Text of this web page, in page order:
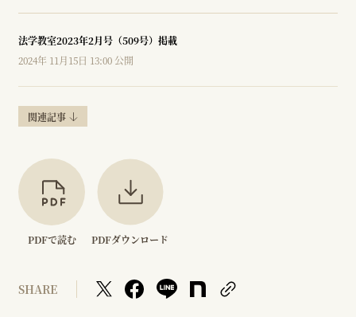
法学教室2023年2月号（509号）掲載
2024年 11月15日 13:00 公開
関連記事
PDFで読む PDFダウンロード
SHARE